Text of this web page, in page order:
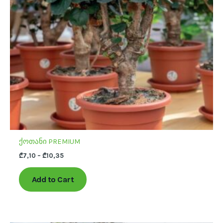
ქოთანი PREMIUM
₾7,10 – ₾10,35
Add to Cart
options
may
be
chosen
on
the
product
page